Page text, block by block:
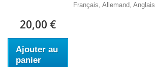
Français, Allemand, Anglais
20,00 €
Ajouter au
panier